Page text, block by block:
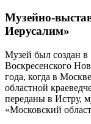
Музейно-
Иерусалим»
Музей был создан в
Воскресенского
года, когда в
областной
переданы в Истру,
«Московский